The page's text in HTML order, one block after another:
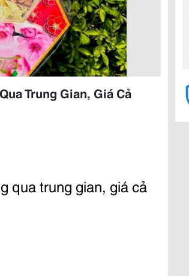
Trung Gian, Giá Cả
qua trung gian, giá cả